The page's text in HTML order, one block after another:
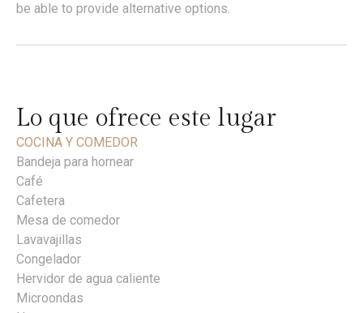
be able to provide alternative options.
Lo que ofrece este lugar
COCINA Y COMEDOR
Bandeja para hornear
Café
Cafetera
Mesa de comedor
Lavavajillas
Congelador
Hervidor de agua caliente
Microondas